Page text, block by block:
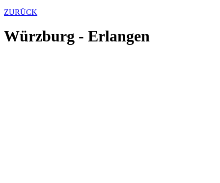
ZURÜCK
Würzburg - Erlangen